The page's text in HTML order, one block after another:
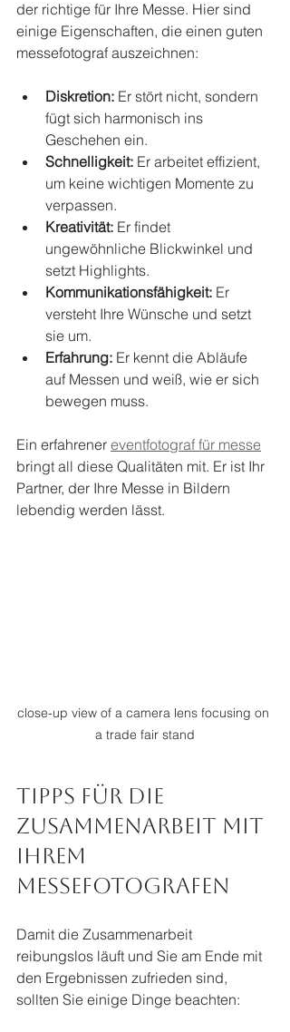
der richtige für Ihre Messe. Hier sind
einige Eigenschaften, die einen guten
messefotograf auszeichnen:
Diskretion: Er stört nicht, sondern
fügt sich harmonisch ins
Geschehen ein.
Schnelligkeit: Er arbeitet effizient,
um keine wichtigen Momente zu
verpassen.
Kreativität: Er findet
ungewöhnliche Blickwinkel und
setzt Highlights.
Kommunikationsfähigkeit: Er
versteht Ihre Wünsche und setzt
sie um.
Erfahrung: Er kennt die Abläufe
auf Messen und weiß, wie er sich
bewegen muss.
Ein erfahrener eventfotograf für messe
bringt all diese Qualitäten mit. Er ist Ihr
Partner, der Ihre Messe in Bildern
lebendig werden lässt.
close-up view of a camera lens focusing on
a trade fair stand
Tipps für die
Zusammenarbeit mit
Ihrem
Messefotografen
Damit die Zusammenarbeit
reibungslos läuft und Sie am Ende mit
den Ergebnissen zufrieden sind,
sollten Sie einige Dinge beachten: